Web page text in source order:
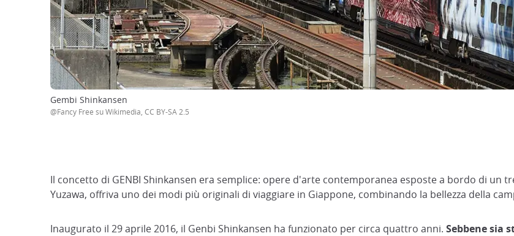
Gembi Shinkansen
@Fancy Free su Wikimedia, CC BY-SA 2.5
Il concetto di GENBI Shinkansen era semplice: opere d'arte contemporanea esposte a bordo di un
Yuzawa, offriva uno dei modi più originali di viaggiare in Giappone, combinando la bellezza della
Inaugurato il 29 aprile 2016, il Genbi Shinkansen ha funzionato per circa quattro anni. Sebbene sia